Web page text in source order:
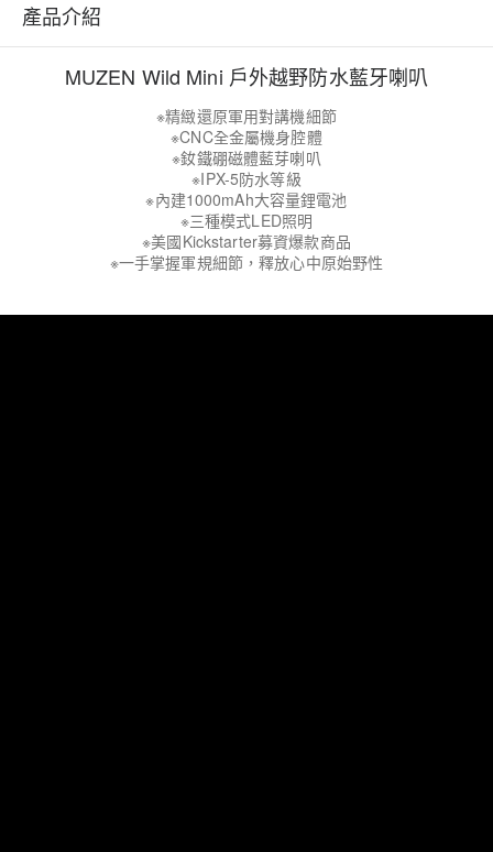
產品介紹
MUZEN Wild Mini 戶外越野防水藍牙喇叭
※精緻還原軍用對講機細節
※CNC全金屬機身腔體
※釹鐵硼磁體藍芽喇叭
※IPX-5防水等級
※內建1000mAh大容量鋰電池
※三種模式LED照明
※美國Kickstarter募資爆款商品
※一手掌握軍規細節，釋放心中原始野性